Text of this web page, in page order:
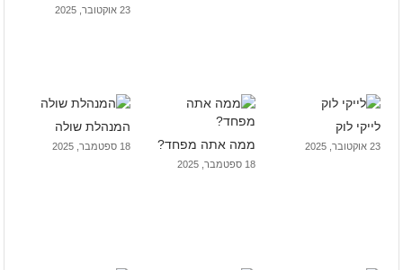
23 אוקטובר, 2025
לייקי לוק
23 אוקטובר, 2025 ממה אתה מפחד?
18 ספטמבר, 2025
המנהלת שולה
18 ספטמבר, 2025